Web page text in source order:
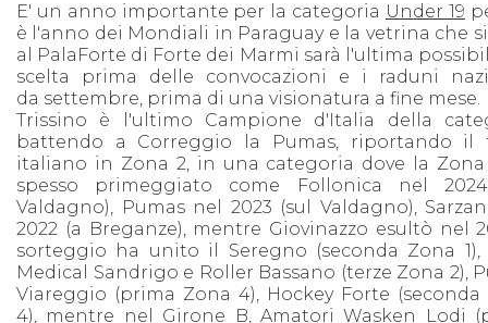
E' un anno importante per la categoria Under 19
è l'anno dei Mondiali in Paraguay e la vetrina che
al PalaForte di Forte dei Marmi sarà l'ultima
scelta prima delle convocazioni e i raduni
da settembre, prima di una visionatura a fine mese.
Trissino è l'ultimo Campione d'Italia della
battendo a Correggio la Pumas, riportando il
italiano in Zona 2, in una categoria dove la
spesso primeggiato come Follonica nel
Valdagno), Pumas nel 2023 (sul Valdagno),
2022 (a Breganze), mentre Giovinazzo esultò nel
sorteggio ha unito il Seregno (seconda Zona 1),
Medical Sandrigo e Roller Bassano (terze Zona 2),
Viareggio (prima Zona 4), Hockey Forte (seconda
4), mentre nel Girone B, Amatori Wasken Lodi